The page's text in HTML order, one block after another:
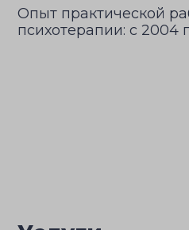
Опыт практической
психотерапии: с 2004